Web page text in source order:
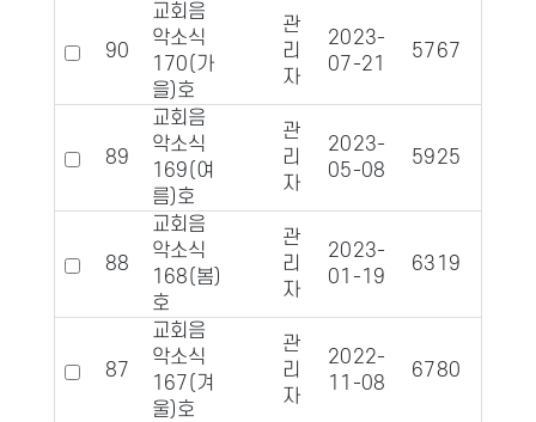
90
교회음
악소식
170(가
을)호
관
리
자
2023-
07-21
5767
89
교회음
악소식
169(여
름)호
관
리
자
2023-
05-08
5925
88
교회음
악소식
168(봄)
호
관
리
자
2023-
01-19
6319
87
교회음
악소식
167(겨
울)호
관
리
자
2022-
11-08
6780